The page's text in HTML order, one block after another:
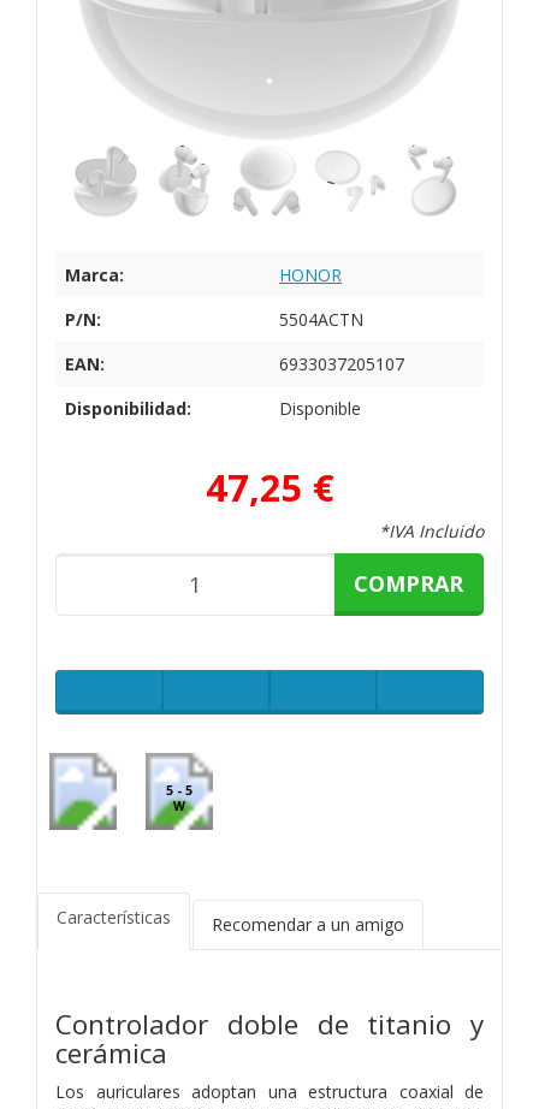
Marca:
HONOR
P/N:
5504ACTN
EAN:
6933037205107
Disponibilidad:
Disponible
47,25 €
*IVA Incluido
COMPRAR
5 - 5
W
Características Recomendar a un amigo
Controlador doble de titanio y
cerámica
Los auriculares adoptan una estructura coaxial de